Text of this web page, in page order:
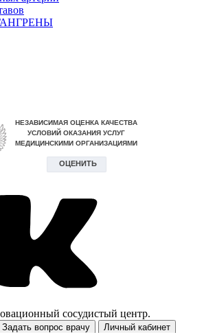
сосудистый центр.
Задать вопрос врачу
Личный кабинет